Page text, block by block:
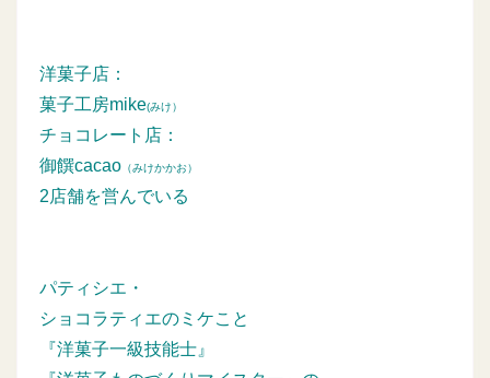
洋菓子店：
菓子工房mike(みけ）
チョコレート店：
御饌cacao （みけかかお）
2店舗を営んでいる
パティシエ・
ショコラティエのミケこと
『洋菓子一級技能士』